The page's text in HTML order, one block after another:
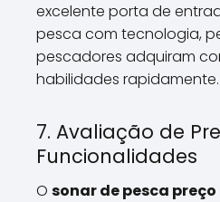
excelente porta de
pesca com tecnologia,
pescadores adquiram
habilidades rapidamente.
7. Avaliação de
Funcionalidades
O sonar de pesca preço